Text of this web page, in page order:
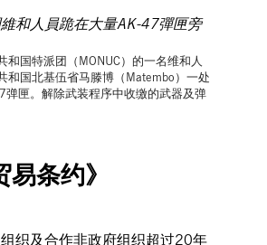
和国特派团（MONUC）的一名维和人
和国北基伍省马滕博（Matembo）一处
弹匣。解除武装程序中收缴的武器及弹
易条约》
织及合作非政府组织超过20年